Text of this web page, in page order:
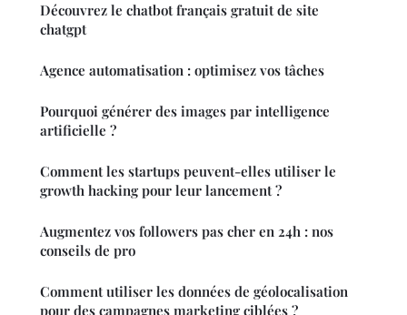
Découvrez le chatbot français gratuit de site
chatgpt
Agence automatisation : optimisez vos tâches
Pourquoi générer des images par intelligence
artificielle ?
Comment les startups peuvent-elles utiliser le
growth hacking pour leur lancement ?
Augmentez vos followers pas cher en 24h : nos
conseils de pro
Comment utiliser les données de géolocalisation
pour des campagnes marketing ciblées ?